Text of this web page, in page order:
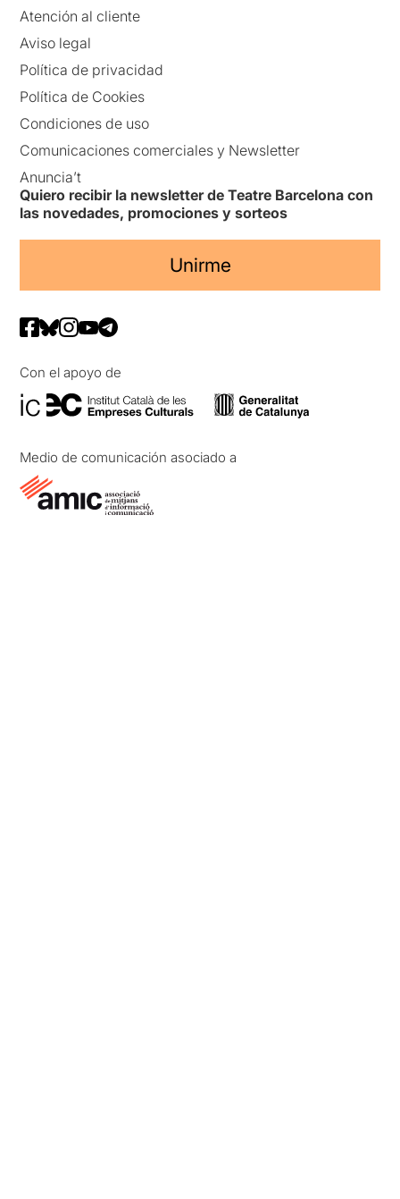
Atención al cliente
Aviso legal
Política de privacidad
Política de Cookies
Condiciones de uso
Comunicaciones comerciales y Newsletter
Anuncia’t
Quiero recibir la newsletter de Teatre Barcelona con
las novedades, promociones y sorteos
Unirme
Con el apoyo de
Medio de comunicación asociado a